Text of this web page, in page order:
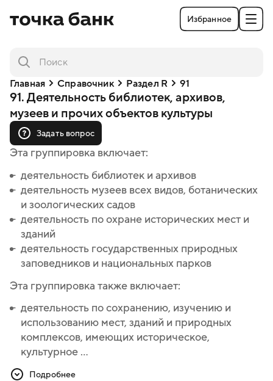
Избранное
Главная Справочник Раздел R 91
91. Деятельность библиотек, архивов,
музеев и прочих объектов культуры
Задать вопрос
Эта группировка включает:
деятельность библиотек и архивов
деятельность музеев всех видов, ботанических
и зоологических садов
деятельность по охране исторических мест и
зданий
деятельность государственных природных
заповедников и национальных парков
Эта группировка также включает:
деятельность по сохранению, изучению и
использованию мест, зданий и природных
комплексов, имеющих историческое,
культурное ...
деятельность библиотек и архивов
деятельность музеев всех видов, ботанических
и зоологических садов
деятельность по охране исторических мест и
зданий
деятельность государственных природных
заповедников и национальных парков
деятельность по сохранению, изучению и
использованию мест, зданий и природных
комплексов, имеющих историческое,
культурное или образовательное значение
(например, объектов мирового наследия и т.д.)
Подробнее